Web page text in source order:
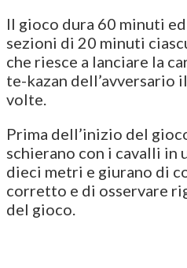
Il gioco dura 60 minuti
sezioni di 20 minuti
che riesce a lanciare la
te-kazan dell’avversario
volte.
Prima dell’inizio del
schierano con i cavalli in
dieci metri e giurano di
corretto e di osservare
del gioco.